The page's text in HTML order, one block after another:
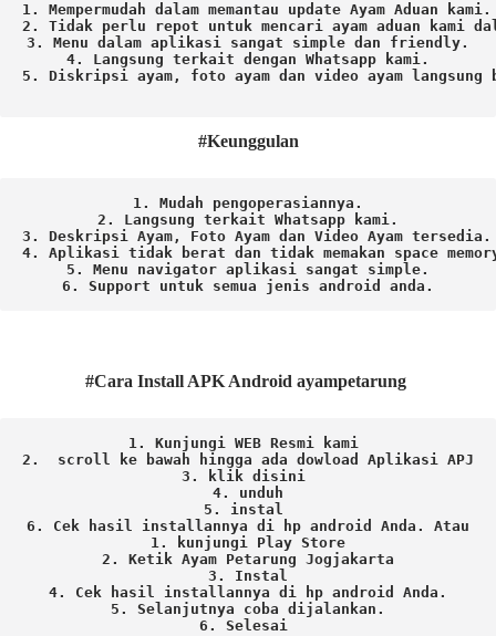
1. Mempermudah dalam memantau update Ayam Aduan kami.
2. Tidak perlu repot untuk mencari ayam aduan kami
3. Menu dalam aplikasi sangat simple dan friendly.
4. Langsung terkait dengan Whatsapp kami.
5. Diskripsi ayam, foto ayam dan video ayam
#Keunggulan
1. Mudah pengoperasiannya.
2. Langsung terkait Whatsapp kami.
3. Deskripsi Ayam, Foto Ayam dan Video Ayam tersedia.
4. Aplikasi tidak berat dan tidak memakan space
5. Menu navigator aplikasi sangat simple.
6. Support untuk semua jenis android anda.
#Cara Install APK Android ayampetarung
1. Kunjungi WEB Resmi kami
2.  scroll ke bawah hingga ada dowload Aplikasi APJ
3. klik disini
4. unduh
5. instal
6. Cek hasil installannya di hp android Anda. Atau
1. kunjungi Play Store
2. Ketik Ayam Petarung Jogjakarta
3. Instal
4. Cek hasil installannya di hp android Anda.
5. Selanjutnya coba dijalankan.
6. Selesai